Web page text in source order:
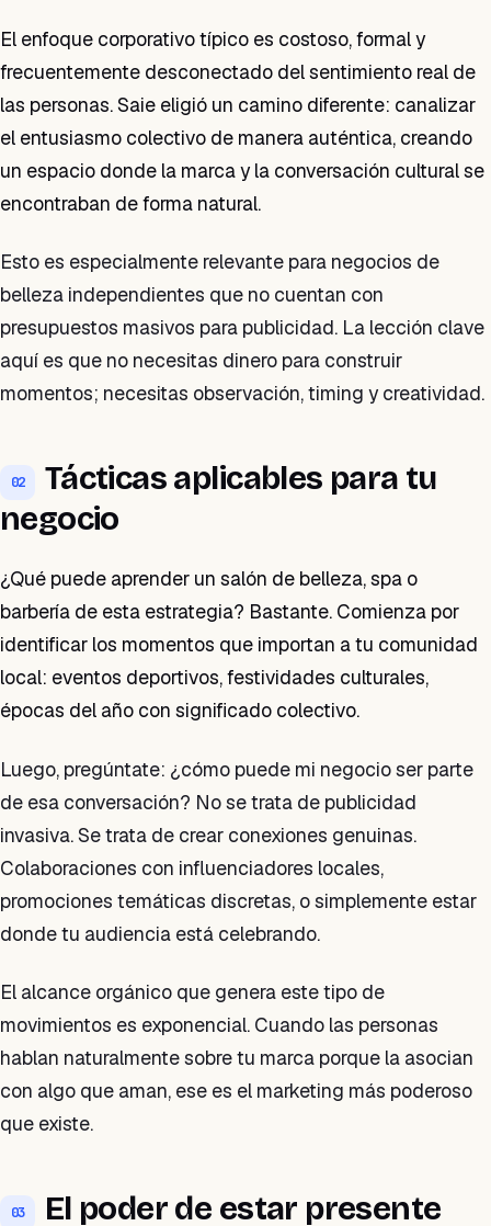
El enfoque corporativo típico es costoso, formal y
frecuentemente desconectado del sentimiento real de
las personas. Saie eligió un camino diferente: canalizar
el entusiasmo colectivo de manera auténtica, creando
un espacio donde la marca y la conversación cultural se
encontraban de forma natural.
Esto es especialmente relevante para negocios de
belleza independientes que no cuentan con
presupuestos masivos para publicidad. La lección clave
aquí es que no necesitas dinero para construir
momentos; necesitas observación, timing y creatividad.
02
Tácticas aplicables para tu
negocio
¿Qué puede aprender un salón de belleza, spa o
barbería de esta estrategia? Bastante. Comienza por
identificar los momentos que importan a tu comunidad
local: eventos deportivos, festividades culturales,
épocas del año con significado colectivo.
Luego, pregúntate: ¿cómo puede mi negocio ser parte
de esa conversación? No se trata de publicidad
invasiva. Se trata de crear conexiones genuinas.
Colaboraciones con influenciadores locales,
promociones temáticas discretas, o simplemente estar
donde tu audiencia está celebrando.
El alcance orgánico que genera este tipo de
movimientos es exponencial. Cuando las personas
hablan naturalmente sobre tu marca porque la asocian
con algo que aman, ese es el marketing más poderoso
que existe.
03 El poder de estar presente